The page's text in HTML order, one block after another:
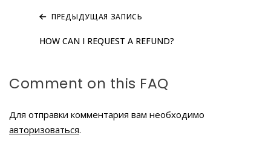
ПРЕДЫДУЩАЯ ЗАПИСЬ
HOW CAN I REQUEST A REFUND?
Comment on this FAQ
Для отправки комментария вам необходимо
авторизоваться.